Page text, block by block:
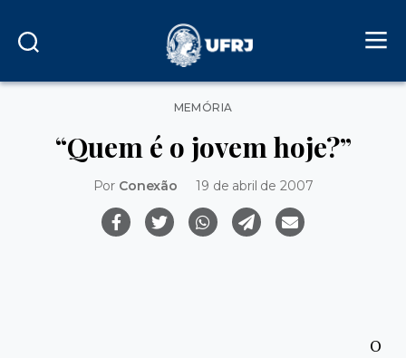
Categorias
MEMÓRIA
“Quem é o jovem hoje?”
Por Conexão 19 de abril de 2007
O